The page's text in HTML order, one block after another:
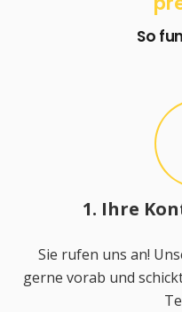
So
1. Ihre
Sie rufen uns an!
gerne vorab und